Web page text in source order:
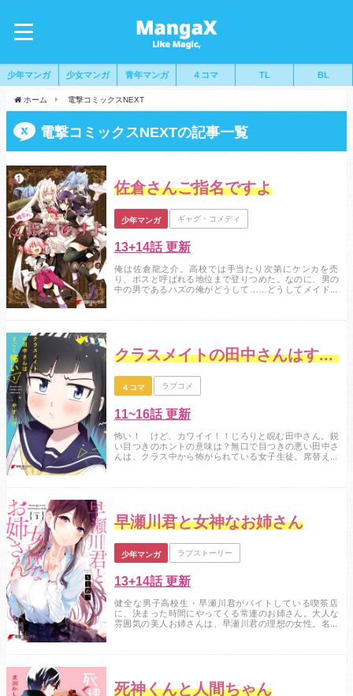
少年マンガ 少女マンガ 青年マンガ ４コマ TL BL
ホーム 電撃コミックスNEXT
電撃コミックスNEXTの記事一覧
佐倉さんご指名ですよ
少年マンガ ギャグ・コメディ
13+14話 更新
俺は佐倉龍之介。高校では手当たり次第にケンカを売
り、ボスと呼ばれる地位まで登りつめた。なのに、男の
中の男であるハズの俺がどうして……どうしてメイド喫
クラスメイトの田中さんはすごく怖い
４コマ ラブコメ
11~16話 更新
怖い！ けど、カワイイ！！じろりと睨む田中さん。鋭
い目つきのホントの意味は？無口で目つきの悪い田中さ
んは、クラス中から怖がられている女子生徒。席替えで
早瀬川君と女神なお姉さん
少年マンガ ラブストーリー
13+14話 更新
健全な男子高校生・早瀬川君がバイトしている喫茶店
に、決まった時間にやってくる常連のお姉さん。大人な
雰囲気の美人お姉さんは、早瀬川君の理想の女性。名前
ら...
死神くんと人間ちゃん